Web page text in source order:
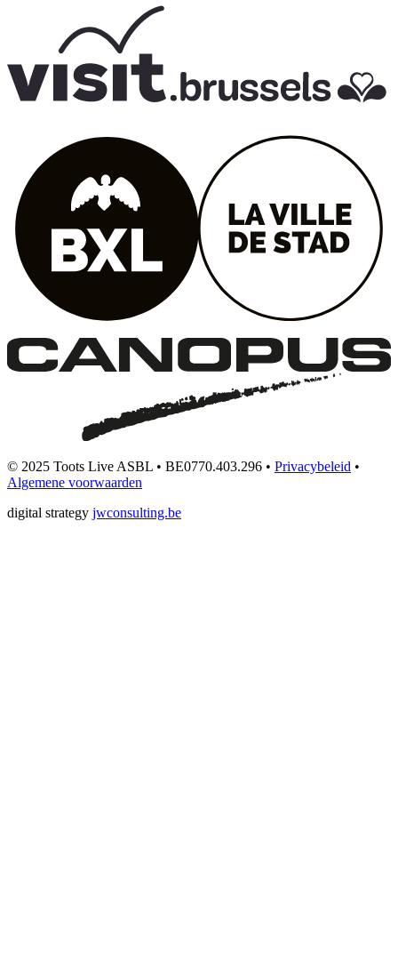
© 2025 Toots Live ASBL • BE0770.403.296 • Privacybeleid •
Algemene voorwaarden
digital strategy jwconsulting.be